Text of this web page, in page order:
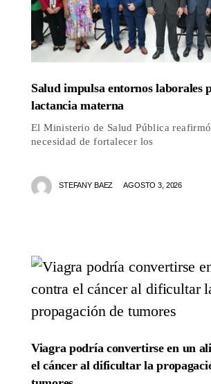
Salud impulsa entornos laborales
lactancia materna
El Ministerio de Salud Pública
necesidad de fortalecer los
STEFANY BAEZ AGOSTO 3, 2026
Viagra podría convertirse en un
el cáncer al dificultar la